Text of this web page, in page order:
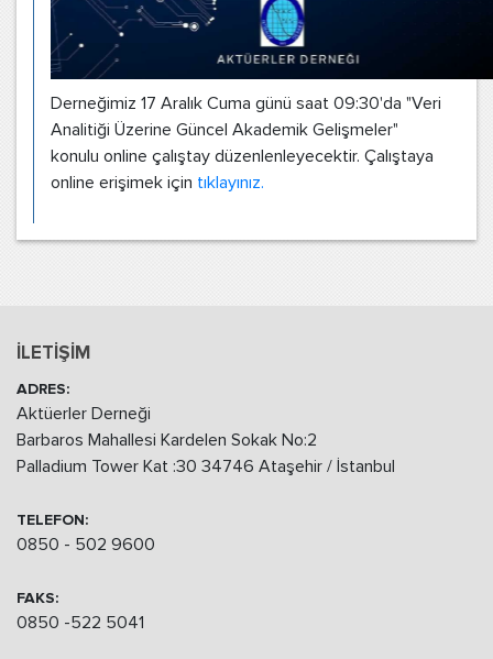
Derneğimiz 17 Aralık Cuma günü saat 09:30'da "Veri
Analitiği Üzerine Güncel Akademik Gelişmeler"
konulu online çalıştay düzenlenleyecektir. Çalıştaya
online erişimek için tıklayınız.
İLETİŞİM
ADRES:
Aktüerler Derneği
Barbaros Mahallesi Kardelen Sokak No:2
Palladium Tower Kat :30 34746 Ataşehir / İstanbul
TELEFON:
0850 - 502 9600
FAKS:
0850 -522 5041